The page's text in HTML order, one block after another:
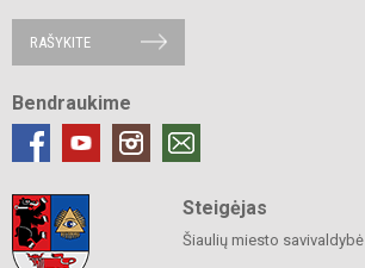
RAŠYKITE
Bendraukime
Steigėjas
Šiaulių miesto savivaldybė